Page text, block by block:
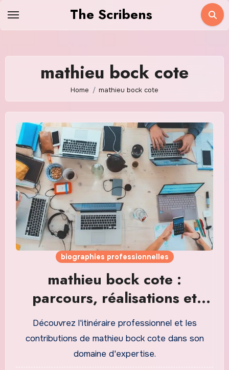
The Scribens
mathieu bock cote
Home mathieu bock cote
biographies professionnelles
mathieu bock cote :
parcours, réalisations et
influence
Découvrez l'itinéraire professionnel et les
contributions de mathieu bock cote dans son
domaine d'expertise.